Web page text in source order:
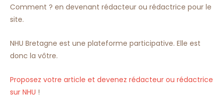
Comment ? en devenant rédacteur ou rédactrice pour le
site.
NHU Bretagne est une plateforme participative. Elle est
donc la vôtre.
Proposez votre article et devenez rédacteur ou rédactrice
sur NHU !